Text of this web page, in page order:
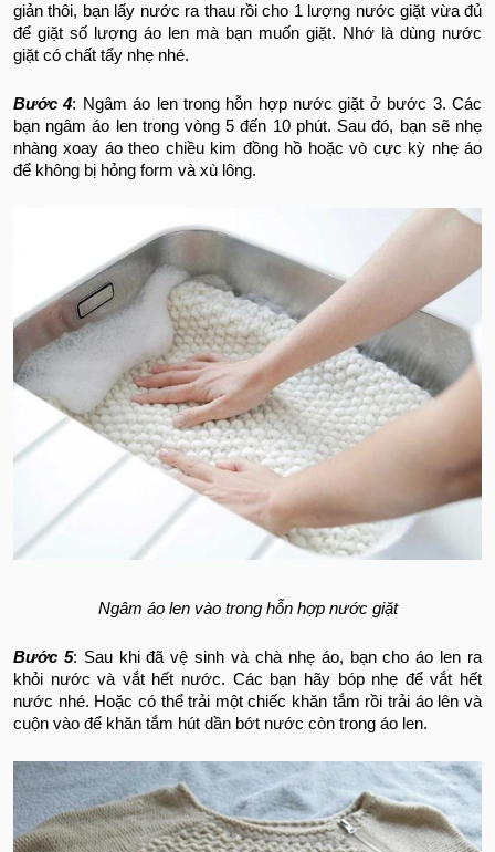
giản thôi, bạn lấy nước ra thau rồi cho 1 lượng nước giặt vừa đủ
để giặt số lượng áo len mà bạn muốn giặt. Nhớ là dùng nước
giặt có chất tẩy nhẹ nhé.
Bước 4: Ngâm áo len trong hỗn hợp nước giặt ở bước 3. Các
bạn ngâm áo len trong vòng 5 đến 10 phút. Sau đó, bạn sẽ nhẹ
nhàng xoay áo theo chiều kim đồng hồ hoặc vò cực kỳ nhẹ áo
để không bị hỏng form và xù lông.
Ngâm áo len vào trong hỗn hợp nước giặt
Bước 5: Sau khi đã vệ sinh và chà nhẹ áo, bạn cho áo len ra
khỏi nước và vắt hết nước. Các bạn hãy bóp nhẹ để vắt hết
nước nhé. Hoặc có thể trải một chiếc khăn tắm rồi trải áo lên và
cuộn vào để khăn tắm hút dần bớt nước còn trong áo len.